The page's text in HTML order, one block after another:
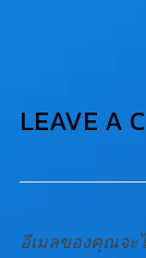
LEAVE A
อีเมลของคุณจะ